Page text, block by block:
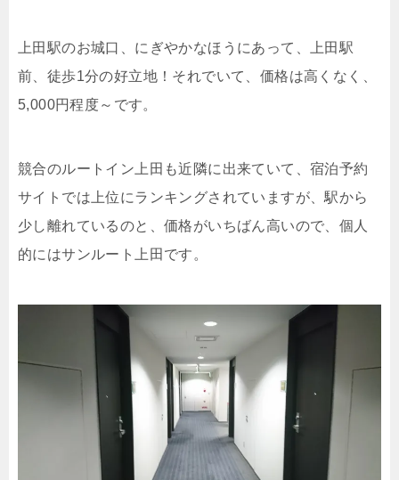
上田駅のお城口、にぎやかなほうにあって、上田駅
前、徒歩1分の好立地！それでいて、価格は高くなく、
5,000円程度～です。
競合のルートイン上田も近隣に出来ていて、宿泊予約
サイトでは上位にランキングされていますが、駅から
少し離れているのと、価格がいちばん高いので、個人
的にはサンルート上田です。